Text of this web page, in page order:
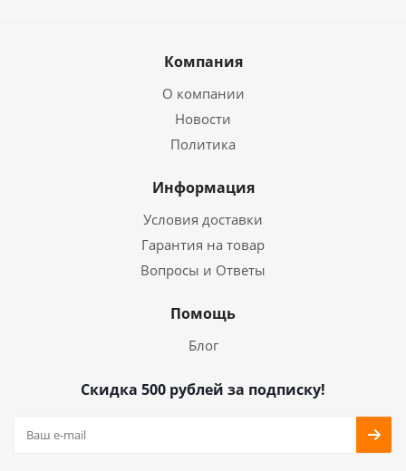
Компания
О компании
Новости
Политика
Информация
Условия доставки
Гарантия на товар
Вопросы и Ответы
Помощь
Блог
Скидка 500 рублей за подписку!